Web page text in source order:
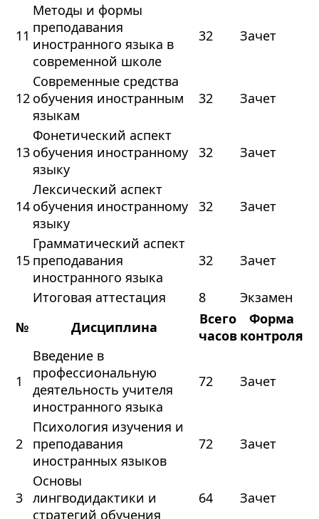
11
Методы и формы
преподавания
иностранного языка в
современной школе
32 Зачет
12
Современные средства
обучения иностранным
языкам
32 Зачет
13
Фонетический аспект
обучения иностранному
языку
32 Зачет
14
Лексический аспект
обучения иностранному
языку
32 Зачет
15
Грамматический аспект
преподавания
иностранного языка
32 Зачет
Итоговая аттестация 8
Экзамен
№
Дисциплина
Всего
часов
Форма
контроля
1
Введение в
профессиональную
деятельность учителя
иностранного языка
72 Зачет
2
Психология изучения и
преподавания
иностранных языков
72 Зачет
3
Основы
лингводидактики и
стратегий обучения
64 Зачет